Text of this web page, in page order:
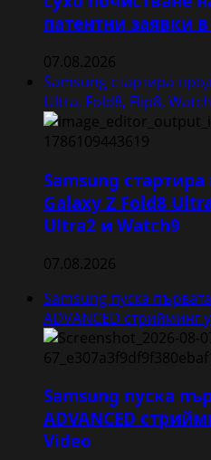
патентни заявки
07.08.2026
Samsung стартира
Ultra, Fold8, Flip8,
Samsung
Galaxy Z Fold8
Ultra2 и Watch9
07.08.2026
Samsung пуска
ADVANCED стрийминг
Samsung пуска
ADVANCED
Video